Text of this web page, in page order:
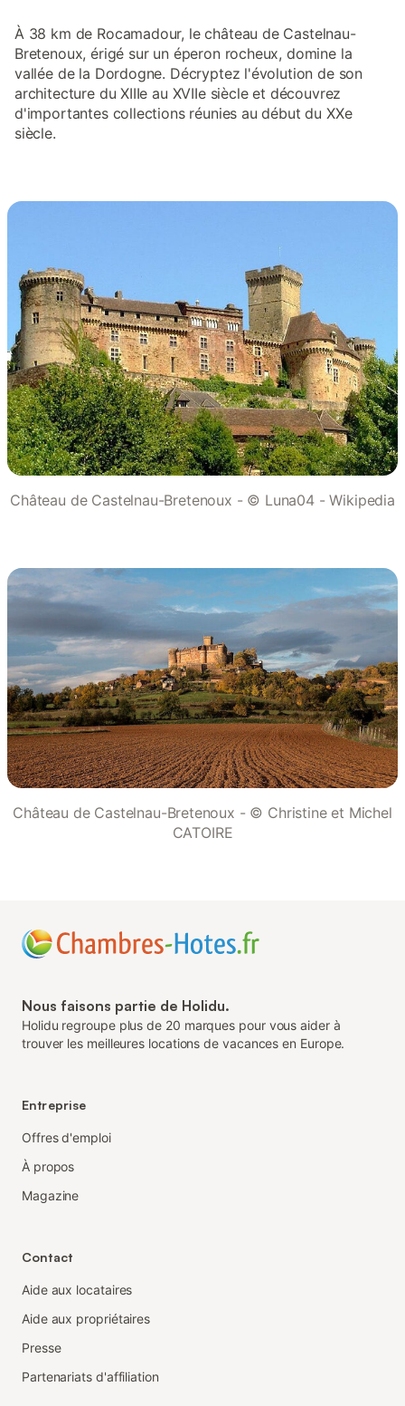
À 38 km de Rocamadour, le château de Castelnau-
Bretenoux, érigé sur un éperon rocheux, domine la
vallée de la Dordogne. Décryptez l'évolution de son
architecture du XIIIe au XVIIe siècle et découvrez
d'importantes collections réunies au début du XXe
siècle.
Château de Castelnau-Bretenoux - © Luna04 - Wikipedia
Château de Castelnau-Bretenoux - © Christine et Michel
CATOIRE
Nous faisons partie de Holidu.
Holidu regroupe plus de 20 marques pour vous aider à
trouver les meilleures locations de vacances en Europe.
Entreprise
Offres d'emploi
À propos
Magazine
Contact
Aide aux locataires
Aide aux propriétaires
Presse
Partenariats d'affiliation